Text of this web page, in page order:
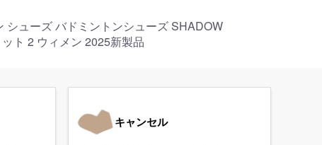
シューズ バドミントンシューズ SHADOW
ト 2 ウィメン 2025新製品
キャンセル